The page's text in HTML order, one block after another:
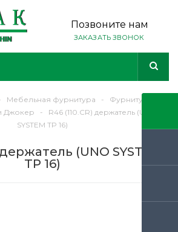
Позвоните нам
ЗАКАЗАТЬ ЗВОНОК
Мебельная фурнитура - Фурнитура
Джокер
-
R46 (110.CR) держатель (UNO
SYSTEM TP 16)
(UNO SYSTEM
TP 16)